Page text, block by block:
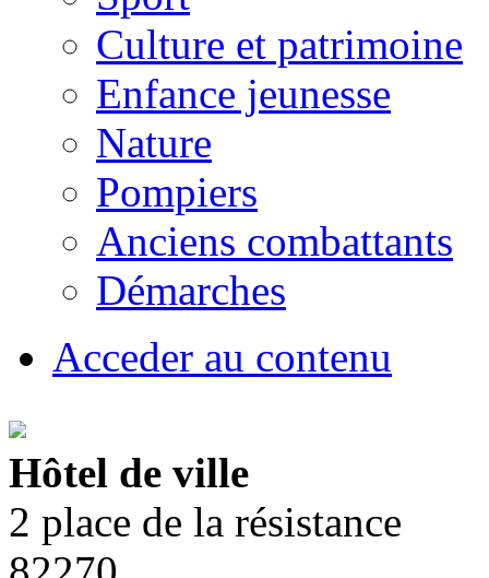
Culture et patrimoine
Enfance jeunesse
Nature
Pompiers
Anciens combattants
Démarches
Acceder au contenu
Hôtel de ville
2 place de la résistance